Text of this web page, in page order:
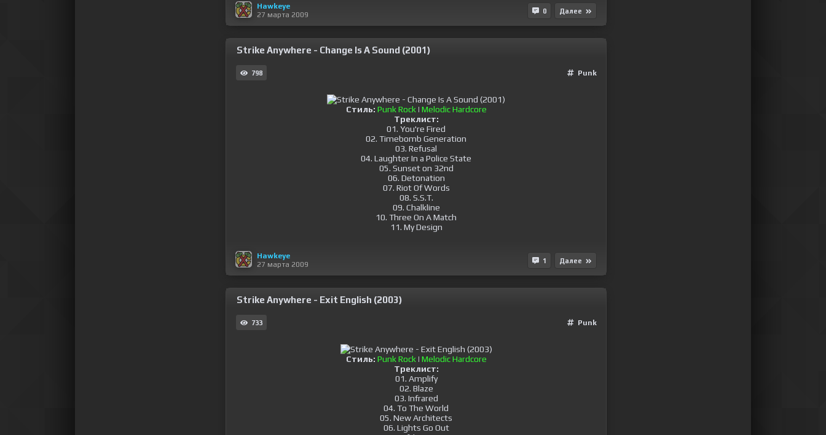
Hawkeye
27 марта 2009
0 Далее
Strike Anywhere - Change Is A Sound (2001)
798 Punk
Стиль: Punk Rock | Melodic Hardcore
Треклист:
01. You're Fired
02. Timebomb Generation
03. Refusal
04. Laughter In a Police State
05. Sunset on 32nd
06. Detonation
07. Riot Of Words
08. S.S.T.
09. Chalkline
10. Three On A Match
11. My Design
Hawkeye
27 марта 2009
1 Далее
Strike Anywhere - Exit English (2003)
733 Punk
Стиль: Punk Rock | Melodic Hardcore
Треклист:
01. Amplify
02. Blaze
03. Infrared
04. To The World
05. New Architects
06. Lights Go Out